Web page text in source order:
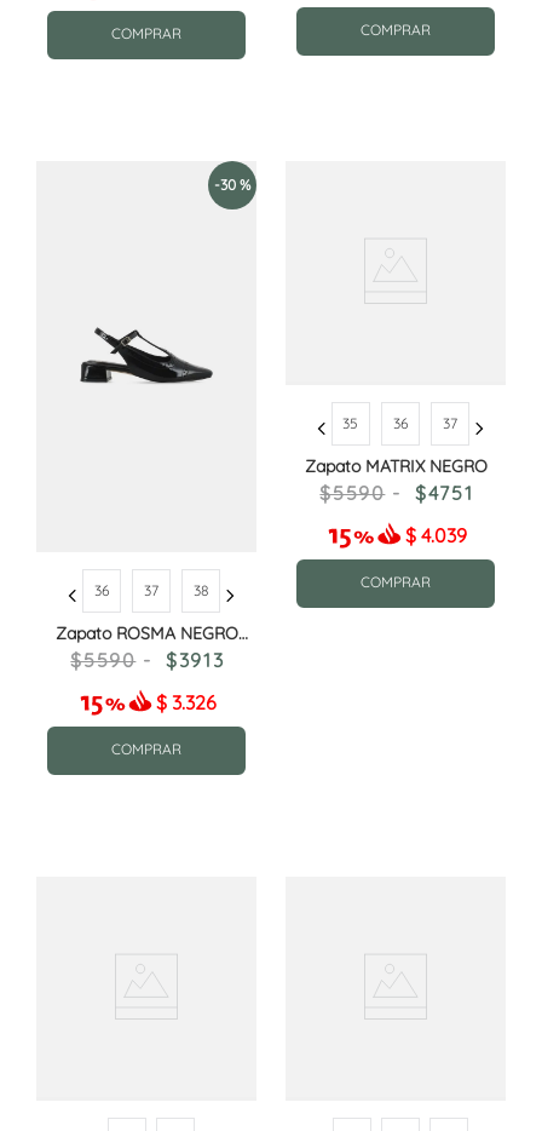
COMPRAR COMPRAR
-30 %
36 37 38
Zapato ROSMA NEGRO
CHAROL
5590
3913
$ 3.326
COMPRAR
35 36 37
Zapato MATRIX NEGRO
5590
4751
$ 4.039
COMPRAR